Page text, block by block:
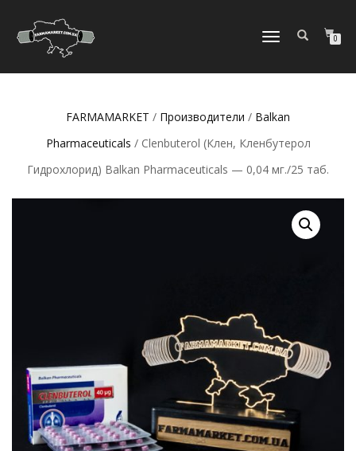
ПЕРЕКЛЮЧИТЬ
0
FARMAMARKET / Производители / Balkan
Pharmaceuticals / Clenbuterol (Клен, Кленбутерол
Гидрохлорид) Balkan Pharmaceuticals — 0,04 мг./25 таб.